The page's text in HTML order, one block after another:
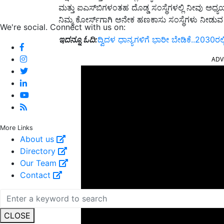
We're social. Connect with us on:
More Links
About us
Directory
Our Team
Contact
CLOSE
ಮತ್ತು ಐಎಸ್‌ಬಿಗಳಂತಹ ದೊಡ್ಡ ಸಂಸ್ಥೆಗಳಲ್ಲಿ ನೀವು
ನಿಮ್ಮ ಕೋರ್ಸ್‌ಗಾಗಿ ಅನೇಕ ಹಣಕಾಸು ಸಂಸ್ಥೆಗಳು
ಇದನ್ನೂ ಓದಿ:ದ್ವಿದಳ ಧಾನ್ಯಗಳಿಗೆ ಭಾರೀ